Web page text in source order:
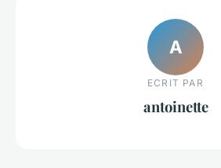
A
ECRIT PAR
antoinette